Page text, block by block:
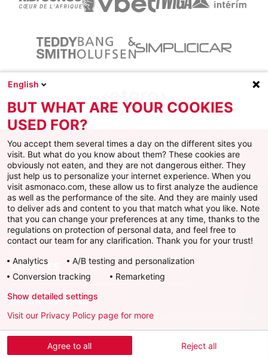
Facebook
X Instagram
YoutubeTikTokTwitch
AS MONACO
SERVICES
INFORMATIONS
Télécharger l'AS Monaco App
English
BUT WHAT ARE YOUR COOKIES
USED FOR?
You accept them several times a day on the different sites you
visit. But what do you know about them? These cookies are
obviously not eaten, and they are not dangerous either. They
just help us to personalize your internet experience. When you
visit asmonaco.com, these allow us to first analyze the audience
as well as the performance of the site. And they are mainly used
to deliver ads and content to you that match what you like. Note
that you can change your preferences at any time, thanks to the
regulations on protection of personal data, and feel free to
contact our team for any clarification. Thank you for your trust!
Analytics
A/B testing and personalization
Conversion tracking
Remarketing
Agree to all Reject all
Show detailed settings
Visit our Privacy Policy page for more